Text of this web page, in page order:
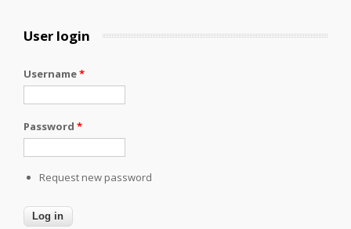
User login
Username*
Password *
Request new password